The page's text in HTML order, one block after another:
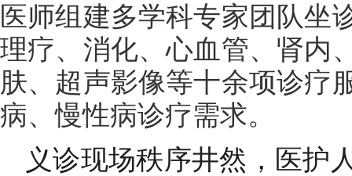
医师组建多学科专家团队坐
理疗、消化、心血管、肾内
肤、超声影像等十余项诊疗
病、慢性病诊疗需求。
义诊现场秩序井然，医护